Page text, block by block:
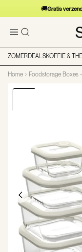
🚚Gratis
ZOMERDEALSKOFFIE &
Home Foodstorage Boxes